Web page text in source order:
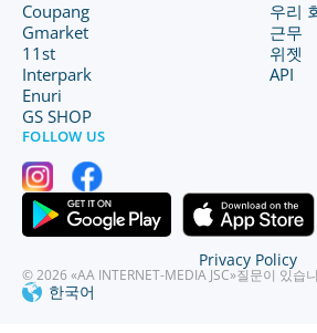
Coupang
Gmarket
11st
Interpark
Enuri
GS SHOP
우리
근무
위젯
API
FOLLOW US
© 2026 «AA INTERNET-MEDIA JSC»질문이 있습
한국어
Privacy Policy